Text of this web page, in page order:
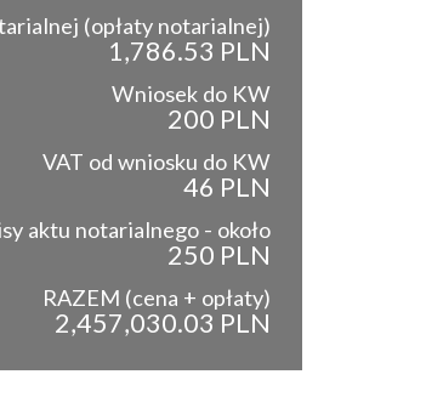
(opłaty notarialnej)
1,786.53 PLN
Wniosek do KW
200 PLN
VAT od wniosku do KW
46 PLN
aktu notarialnego - około
250 PLN
RAZEM (cena + opłaty)
2,457,030.03 PLN